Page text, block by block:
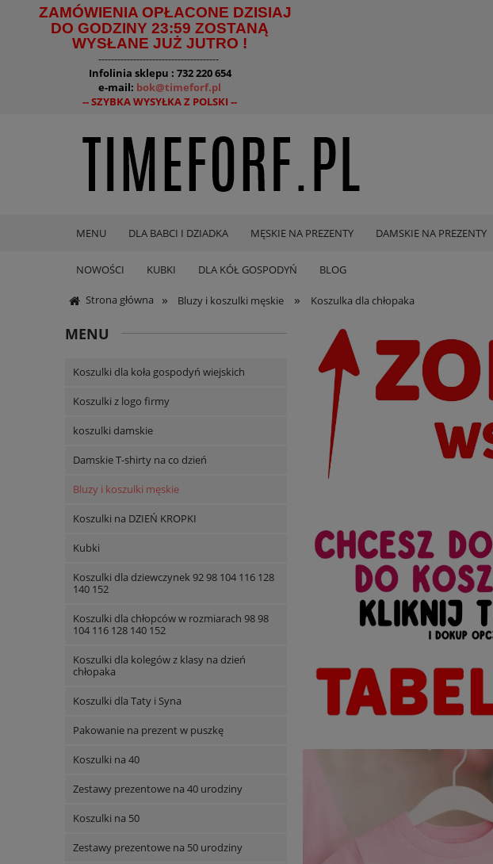
ZAMÓWIENIA OPŁACONE DZISIAJ
DO GODZINY 23:59 ZOSTANĄ
WYSŁANE JUŻ JUTRO !
--------------------------------------
Infolinia sklepu : 732 220 654
e-mail: bok@timeforf.pl
-- SZYBKA WYSYŁKA Z POLSKI --
MENU DLA BABCI I DZIADKA MĘSKIE NA PREZENTY DAMSKIE NA PREZENTY
NOWOŚCI KUBKI DLA KÓŁ GOSPODYŃ BLOG
Strona główna » Bluzy i koszulki męskie » Koszulka dla chłopaka
MENU
Koszulki dla koła gospodyń wiejskich
Koszulki z logo firmy
koszulki damskie
Damskie T-shirty na co dzień
Bluzy i koszulki męskie
Koszulki na DZIEŃ KROPKI
Kubki
Koszulki dla dziewczynek 92 98 104 116 128
140 152
Koszulki dla chłopców w rozmiarach 98 98
104 116 128 140 152
Koszulki dla kolegów z klasy na dzień
chłopaka
Koszulki dla Taty i Syna
Pakowanie na prezent w puszkę
Koszulki na 40
Zestawy prezentowe na 40 urodziny
Koszulki na 50
Zestawy prezentowe na 50 urodziny